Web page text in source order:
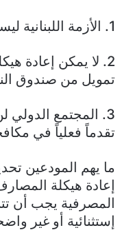
1. الأزمة اللبنانية ليست أزمة مالية فقط، بل أزمة حوكمة وفساد.
2. لا يمكن إعادة
تمويل من صندوق
3. المجتمع الدولي
تقدماً فعلياً في
ما يهم المودعين
إعادة هيكلة
المصرفية يجب أن
إستثنائية أو غير